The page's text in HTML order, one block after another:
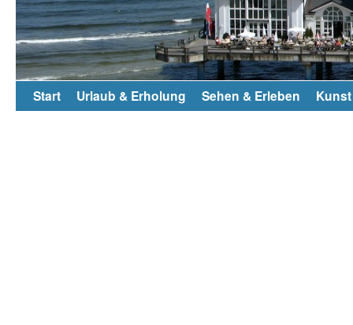
Start Urlaub & Erholung Sehen & Erleben